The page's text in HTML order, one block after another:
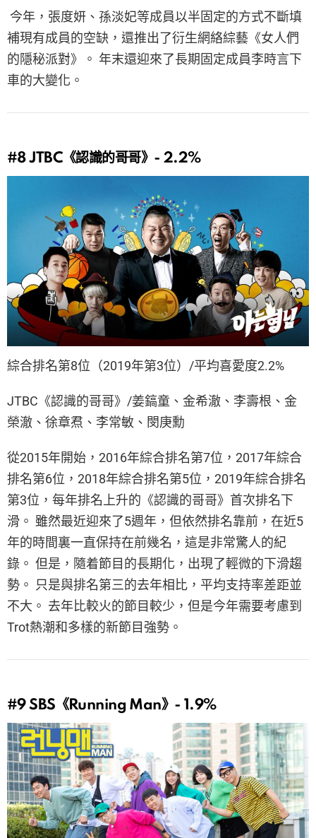
今年，張度妍、孫淡妃等成員以半固定的方式不斷填
補現有成員的空缺，還推出了衍生網絡綜藝《女人們
的隱秘派對》。 年末還迎來了長期固定成員李時言下
車的大變化。
#8JTBC《認識的哥哥》- 2.2%
綜合排名第8位（2019年第3位）/平均喜愛度2.2%
JTBC《認識的哥哥》/姜鎬童、金希澈、李壽根、金
榮澈、徐章焄、李常敏、閔庚勳
從2015年開始，2016年綜合排名第7位，2017年綜合
排名第6位，2018年綜合排名第5位，2019年綜合排名
第3位，每年排名上升的《認識的哥哥》首次排名下
滑。 雖然最近迎來了5週年，但依然排名靠前，在近5
年的時間裏一直保持在前幾名，這是非常驚人的紀
錄。 但是，隨着節目的長期化，出現了輕微的下滑趨
勢。 只是與排名第三的去年相比，平均支持率差距並
不大。 去年比較火的節目較少，但是今年需要考慮到
Trot熱潮和多樣的新節目強勢。
#9SBS《Running Man》- 1.9%